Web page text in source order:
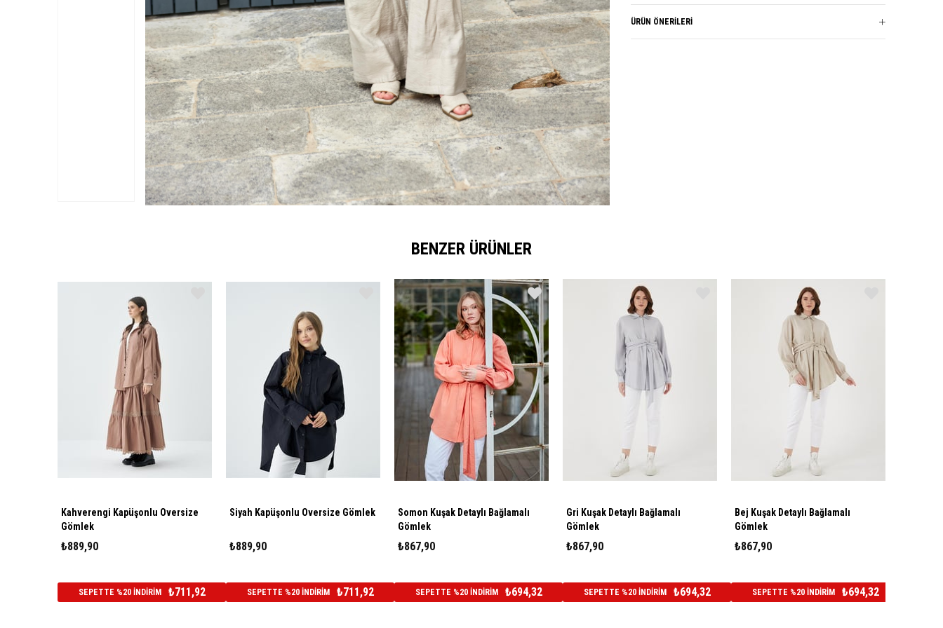
Boy: 80cm.
ÜRÜN ÖNERILERI
BENZER ÜRÜNLER
Kahverengi Kapüşonlu Oversize
Gömlek
₺889,90
SEPETTE %20 İNDİRİM ₺711,92
Siyah Kapüşonlu Oversize Gömlek
₺889,90
SEPETTE %20 İNDİRİM ₺711,92
Somon Kuşak Detaylı Bağlamalı
Gömlek
₺867,90
SEPETTE %20 İNDİRİM ₺694,32
Gri Kuşak Detaylı Bağlamalı
Gömlek
₺867,90
SEPETTE %20 İNDİRİM ₺694,32
Bej Kuşak Detaylı Bağlamalı
Gömlek
₺867,90
SEPETTE %20 İNDİRİM ₺694,32